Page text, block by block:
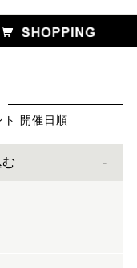
ト 開催日順